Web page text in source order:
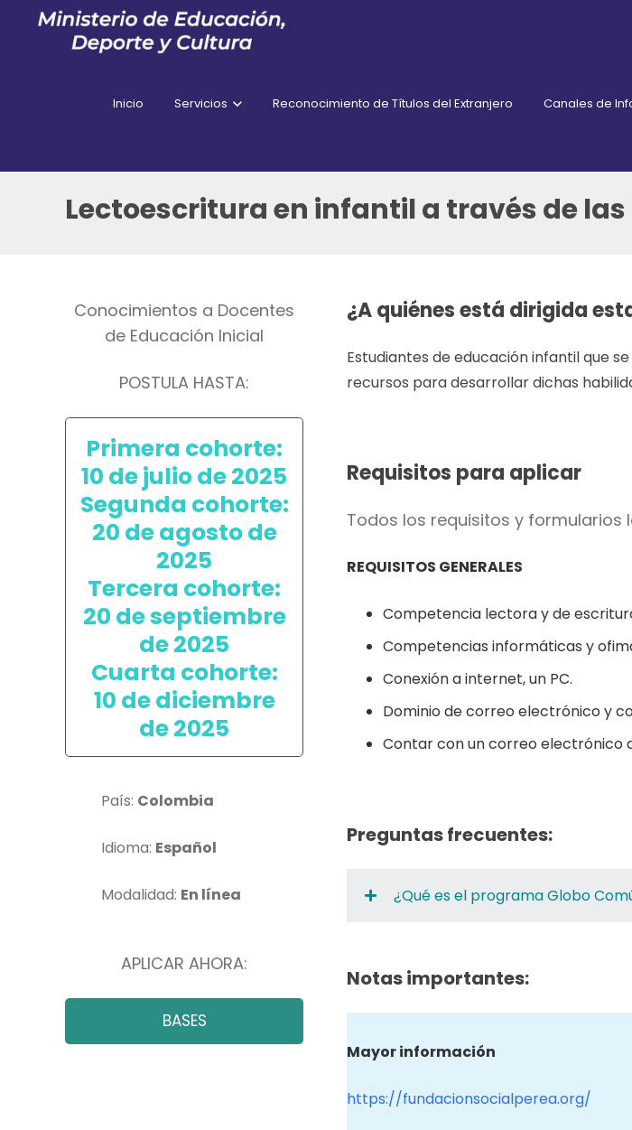
Inicio Servicios Reconocimiento de Títulos del Extranjero Canales de
Lectoescritura en infantil a través de las
Conocimientos a Docentes
de Educación Inicial
POSTULA HASTA:
Primera cohorte:
10 de julio de 2025
Segunda cohorte:
20 de agosto de
2025
Tercera cohorte:
20 de septiembre
de 2025
Cuarta cohorte:
10 de diciembre
de 2025
País: Colombia
Idioma: Español
Modalidad: En línea
APLICAR AHORA:
BASES
¿A quiénes está dirigida
Estudiantes de educación infantil que
recursos para desarrollar dichas
Requisitos para aplicar
Todos los requisitos y
REQUISITOS GENERALES
Competencia lectora y de
Competencias informáticas y
Conexión a internet, un PC.
Dominio de correo electrónico y
Contar con un correo electrónico
Preguntas frecuentes:
¿Qué es el programa Globo
Notas importantes:
Mayor información
https://fundacionsocialperea.org/